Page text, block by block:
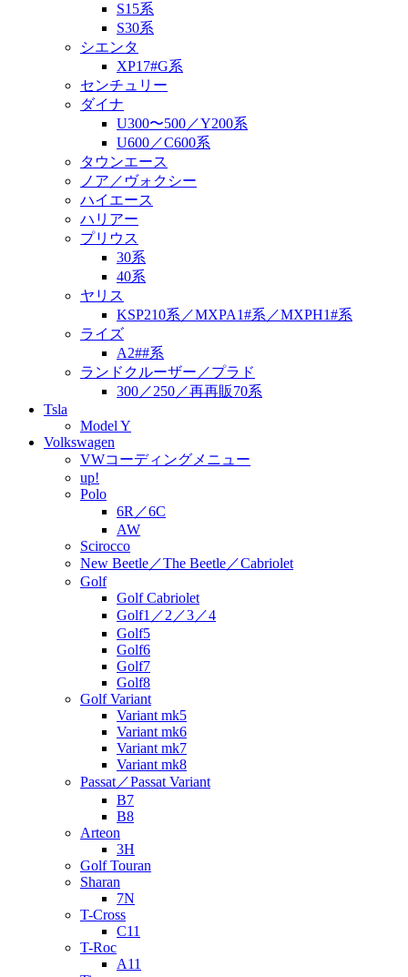
S15系
S30系
シエンタ
XP17#G系
センチュリー
ダイナ
U300〜500／Y200系
U600／C600系
タウンエース
ノア／ヴォクシー
ハイエース
ハリアー
プリウス
30系
40系
ヤリス
KSP210系／MXPA1#系／MXPH1#系
ライズ
A2##系
ランドクルーザー／プラド
300／250／再再販70系
Tsla
Model Y
Volkswagen
VWコーディングメニュー
up!
Polo
6R／6C
AW
Scirocco
New Beetle／The Beetle／Cabriolet
Golf
Golf Cabriolet
Golf1／2／3／4
Golf5
Golf6
Golf7
Golf8
Golf Variant
Variant mk5
Variant mk6
Variant mk7
Variant mk8
Passat／Passat Variant
B7
B8
Arteon
3H
Golf Touran
Sharan
7N
T-Cross
C11
T-Roc
A11